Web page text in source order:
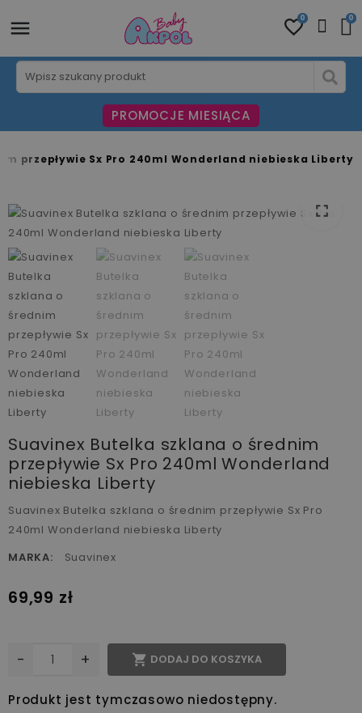
0 0
PROMOCJE MIESIĄCA
przepływie Sx Pro 240ml Wonderland niebieska Liberty
fullscreen
fullscreen
Suavinex Butelka szklana o średnim
przepływie Sx Pro 240ml Wonderland
niebieska Liberty
Suavinex Butelka szklana o średnim przepływie Sx Pro
240ml Wonderland niebieska Liberty
MARKA:
Suavinex
69,99 zł
- +  DODAJ DO KOSZYKA
Produkt jest tymczasowo niedostępny.